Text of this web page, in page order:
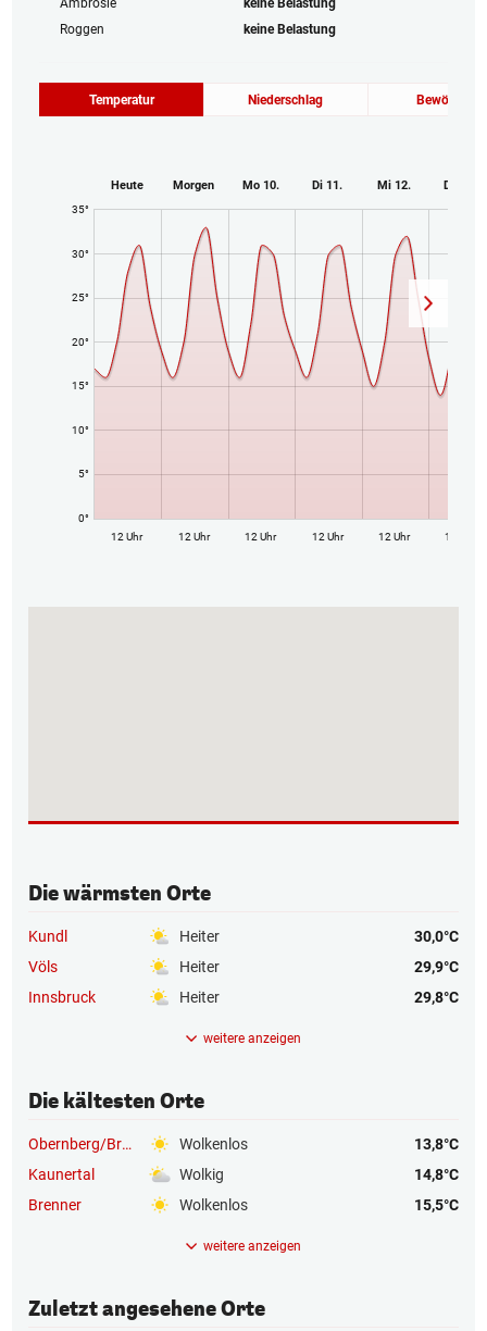
Ambrosie
keine Belastung
Roggen
keine Belastung
Temperatur Niederschlag Bewölkung
Heute Morgen Mo 10. Di 11. Mi 12. Do 13.
0°
5°
10°
15°
20°
25°
30°
35°
12 Uhr 12 Uhr 12 Uhr 12 Uhr 12 Uhr 12 Uhr
Die wärmsten Orte
Kundl Heiter
30,0°C
Völs
Heiter
29,9°C
Innsbruck
Heiter 29,8°C
weitere anzeigen
Die kältesten Orte
Obernberg/Brenner Wolkenlos
13,8°C
Kaunertal
Wolkig
14,8°C
Brenner
Wolkenlos 15,5°C
weitere anzeigen
Zuletzt angesehene Orte